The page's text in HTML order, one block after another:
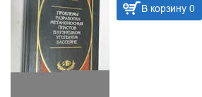
В корзину 0